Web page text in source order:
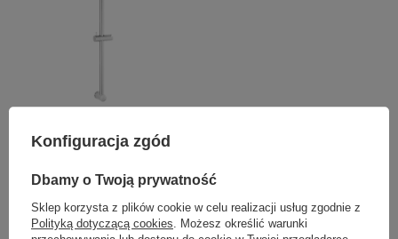
PHILA drążek natrysku
przsuwnego, chrom
58,77 zł / szt.
+ Dodaj do porównania
Konfiguracja zgód
Dbamy o Twoją prywatność
Sklep korzysta z plików cookie w celu realizacji usług zgodnie z
Polityką dotyczącą cookies. Możesz określić warunki